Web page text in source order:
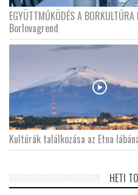
EGYÜTTMŰKÖDÉS A
Borlovagrend
Kultúrák találkozása az Etna
HETI